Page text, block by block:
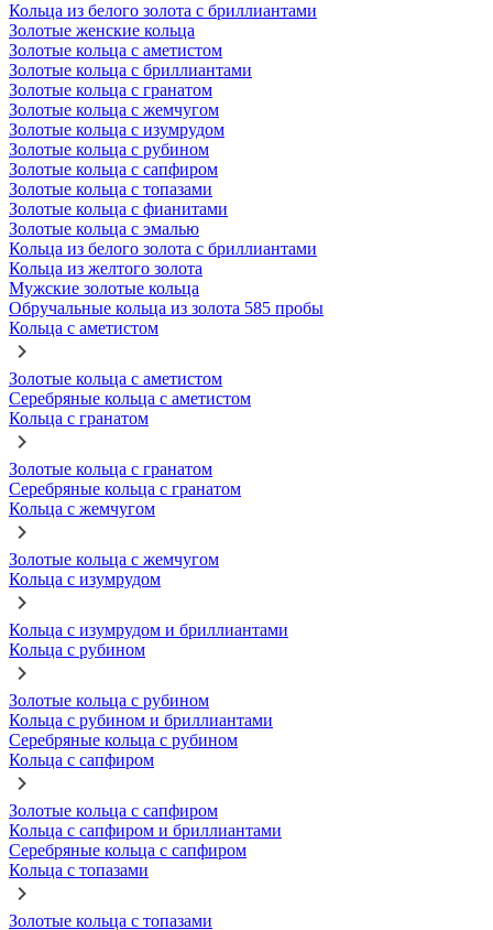
Кольца из белого золота с бриллиантами
Золотые женские кольца
Золотые кольца с аметистом
Золотые кольца с бриллиантами
Золотые кольца с гранатом
Золотые кольца с жемчугом
Золотые кольца с изумрудом
Золотые кольца с рубином
Золотые кольца с сапфиром
Золотые кольца с топазами
Золотые кольца с фианитами
Золотые кольца с эмалью
Кольца из белого золота с бриллиантами
Кольца из желтого золота
Мужские золотые кольца
Обручальные кольца из золота 585 пробы
Кольца с аметистом
Золотые кольца с аметистом
Серебряные кольца с аметистом
Кольца с гранатом
Золотые кольца с гранатом
Серебряные кольца с гранатом
Кольца с жемчугом
Золотые кольца с жемчугом
Кольца с изумрудом
Кольца с изумрудом и бриллиантами
Кольца с рубином
Золотые кольца с рубином
Кольца с рубином и бриллиантами
Серебряные кольца с рубином
Кольца с сапфиром
Золотые кольца с сапфиром
Кольца с сапфиром и бриллиантами
Серебряные кольца с сапфиром
Кольца с топазами
Золотые кольца с топазами